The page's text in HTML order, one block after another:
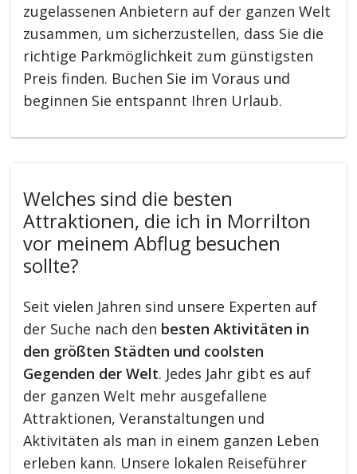
zugelassenen Anbietern auf der ganzen Welt
zusammen, um sicherzustellen, dass Sie die
richtige Parkmöglichkeit zum günstigsten
Preis finden. Buchen Sie im Voraus und
beginnen Sie entspannt Ihren Urlaub.
Welches sind die besten
Attraktionen, die ich in Morrilton
vor meinem Abflug besuchen
sollte?
Seit vielen Jahren sind unsere Experten auf
der Suche nach den besten Aktivitäten in
den größten Städten und coolsten
Gegenden der Welt. Jedes Jahr gibt es auf
der ganzen Welt mehr ausgefallene
Attraktionen, Veranstaltungen und
Aktivitäten als man in einem ganzen Leben
erleben kann. Unsere lokalen Reiseführer